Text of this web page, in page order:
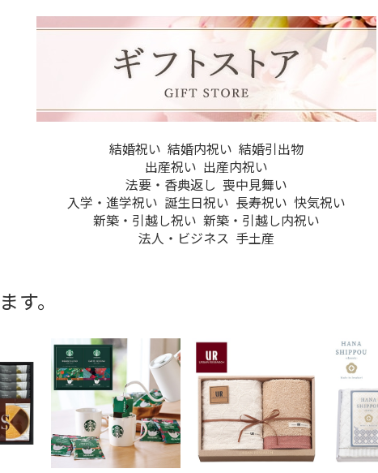
結婚祝い 結婚内祝い 結婚引出物
出産祝い 出産内祝い
法要・香典返し 喪中見舞い
入学・進学祝い 誕生日祝い 長寿祝い 快気祝い
新築・引越し祝い 新築・引越し内祝い
法人・ビジネス 手土産
す。